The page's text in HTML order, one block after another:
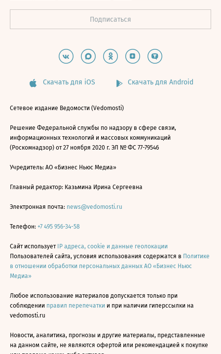
Скачать для iOS Скачать для Android
Сетевое издание Ведомости (Vedomosti)
Решение Федеральной службы по надзору в сфере связи,
информационных технологий и массовых коммуникаций
(Роскомнадзор) от 27 ноября 2020 г. ЭЛ № ФС 77-79546
Учредитель: АО «Бизнес Ньюс Медиа»
Главный редактор: Казьмина Ирина Сергеевна
Электронная почта: news@vedomosti.ru
Телефон: +7 495 956-34-58
Сайт использует IP адреса, cookie и данные геолокации
Пользователей сайта, условия использования содержатся в Политике
в отношении обработки персональных данных АО «Бизнес Ньюс
Медиа»
Любое использование материалов допускается только при
соблюдении правил перепечатки и при наличии гиперссылки на
vedomosti.ru
Новости, аналитика, прогнозы и другие материалы, представленные
на данном сайте, не являются офертой или рекомендацией к покупке